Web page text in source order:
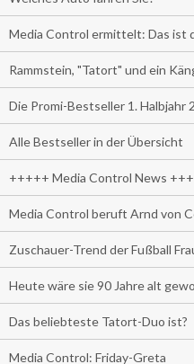
Media Control ermittelt: Das ist
Rammstein, "Tatort" und ein
Die Promi-Bestseller 1. Halbjahr
Alle Bestseller in der Übersicht
+++++ Media Control News
Media Control beruft Arnd von
Zuschauer-Trend der Fußball
Heute wäre sie 90 Jahre alt
Das beliebteste Tatort-Duo ist?
Media Control: Friday-Greta